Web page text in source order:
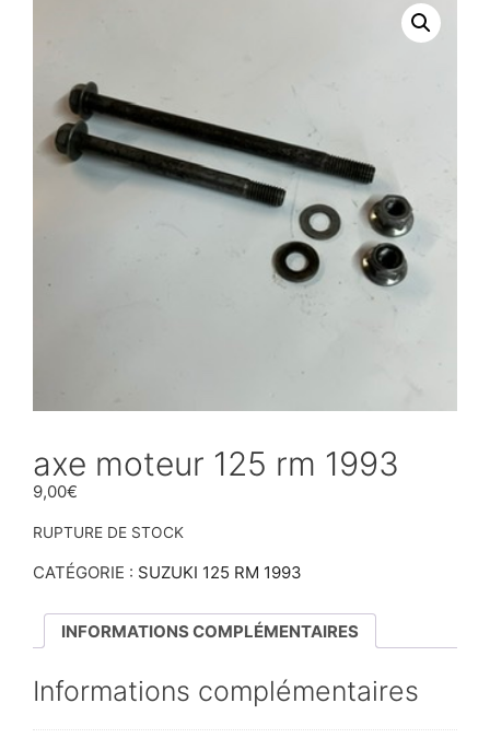
axe moteur 125 rm 1993
9,00€
RUPTURE DE STOCK
CATÉGORIE : SUZUKI 125 RM 1993
INFORMATIONS COMPLÉMENTAIRES
Informations complémentaires